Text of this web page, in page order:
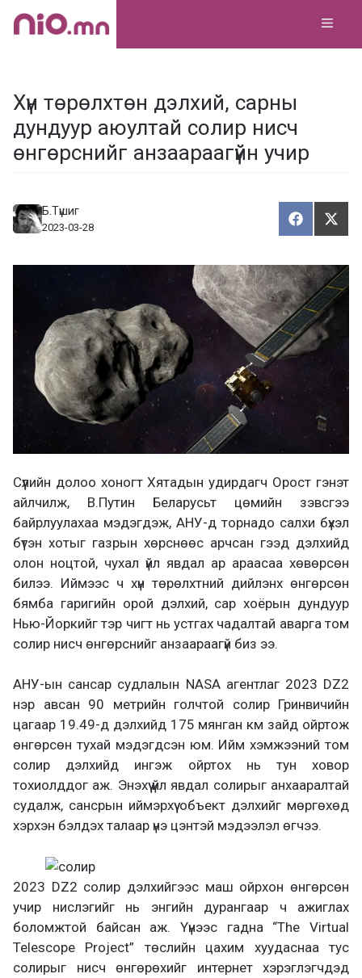
Skip
Хүн төрөлхтөн дэлхий, сарны
дундуур аюултай солир нисч
өнгөрснийг анзаараагүйн учир
Б.Түшиг
2023-03-28
Х
у
а
а
л
ц
а
х
Т
э
э
х
Сүүлийн долоо хоногт Хятадын удирдагч Орост гэнэт
айлчилж, В.Путин Беларусьт цөмийн зэвсгээ
байрлуулахаа мэдэгдэж, АНУ-д торнадо салхи бүхэл
бүтэн хотыг газрын хөрснөөс арчсан гээд дэлхийд
олон ноцтой, чухал үйл явдал ар араасаа хөвөрсөн
билээ. Иймээс ч хүн төрөлхтний дийлэнх өнгөрсөн
бямба гаригийн орой дэлхий, сар хоёрын дундуур
Нью-Йоркийг тэр чигт нь устгах чадалтай аварга том
солир нисч өнгөрснийг анзаараагүй биз ээ.
АНУ-ын сансар судлалын NASA агентлаг 2023 DZ2
нэр авсан 90 метрийн голчтой солир Гринвичийн
цагаар 19.49-д дэлхийд 175 мянган км зайд ойртож
өнгөрсөн тухай мэдэгдсэн юм. Ийм хэмжээний том
солир дэлхийд ингэж ойртох нь тун ховор
тохиолддог аж. Энэхүү үйл явдал солирыг анхааралтай
судалж, сансрын иймэрхүү объект дэлхийг мөргөхөд
хэрхэн бэлдэх талаар үнэ цэнтэй мэдээлэл өгчээ.
2023 DZ2 солир дэлхийгээс маш ойрхон өнгөрсөн
учир нислэгийг нь энгийн дурангаар ч ажиглах
боломжтой байсан аж. Үүнээс гадна “The Virtual
Telescope Project” төслийн цахим хуудаснаа тус
солирыг нисч өнгөрөхийг интернет хэрэглэгчдэд